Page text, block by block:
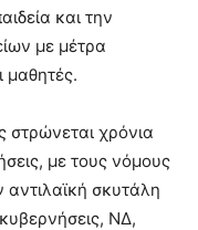
και την
με μέτρα
μαθητές.
στρώνεται χρόνια
με τους νόμους
σκυτάλη
ΝΔ,